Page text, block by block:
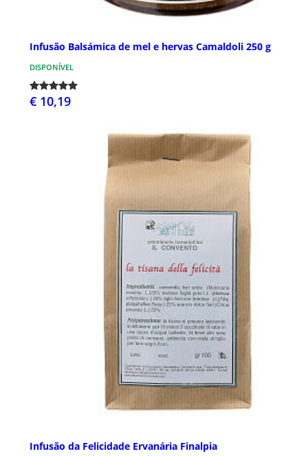
Infusão Balsámica de mel e hervas Camaldoli 250 g
DISPONÍVEL
€ 10,19
Infusão da Felicidade Ervanária Finalpia